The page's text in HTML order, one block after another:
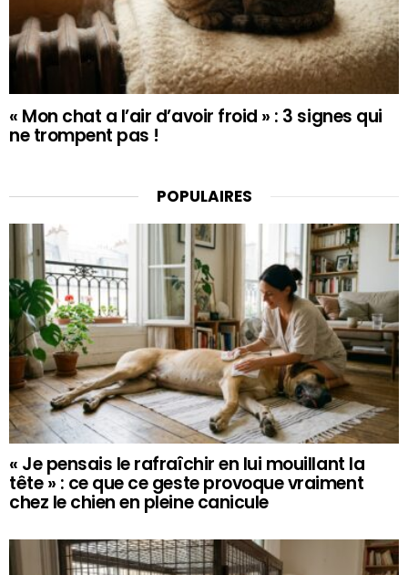
« Mon chat a l’air d’avoir froid » : 3 signes qui
ne trompent pas !
POPULAIRES
« Je pensais le rafraîchir en lui mouillant la
tête » : ce que ce geste provoque vraiment
chez le chien en pleine canicule